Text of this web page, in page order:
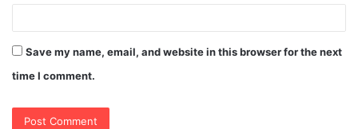
Save my name, email, and website in this browser for the next
time I comment.